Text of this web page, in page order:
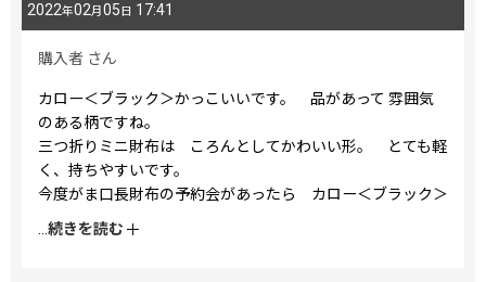
2022年02月 05 日 17:41
購入者 さん
カロー＜ブラック＞かっこいいです。 品があって 雰囲気
のある柄ですね。
三つ折りミニ財布は ころんとしてかわいい形。 とても軽
く、持ちやすいです。
今度がま口長財布の予約会があったら カロー＜ブラック＞
柄で また 注文しようと決めました。
ものすごく かっこいいと思います。
続きを読む